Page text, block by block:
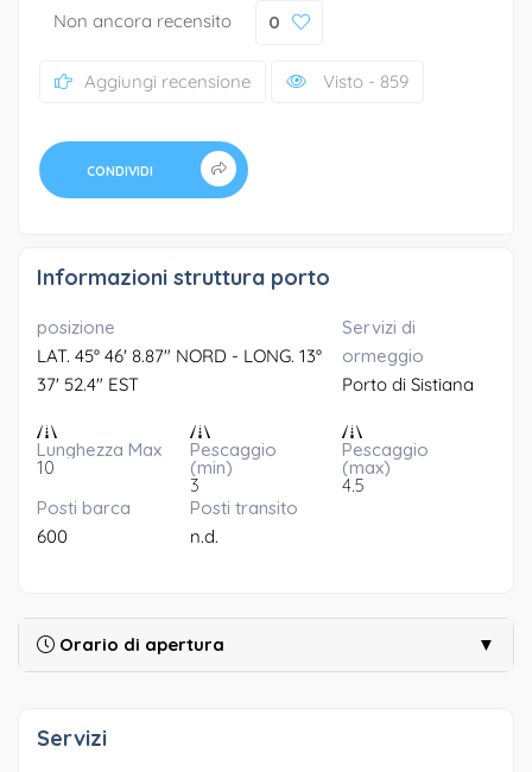
Non ancora recensito 0
Aggiungi recensione Visto - 859
CONDIVIDI
Informazioni struttura porto
posizione
LAT. 45° 46' 8.87" NORD - LONG. 13°
37' 52.4" EST
Servizi di
ormeggio
Porto di Sistiana
Lunghezza Max
10
Pescaggio
(min)
3
Pescaggio
(max)
4.5
Posti barca
600
Posti transito
n.d.
Orario di apertura ▼
Servizi